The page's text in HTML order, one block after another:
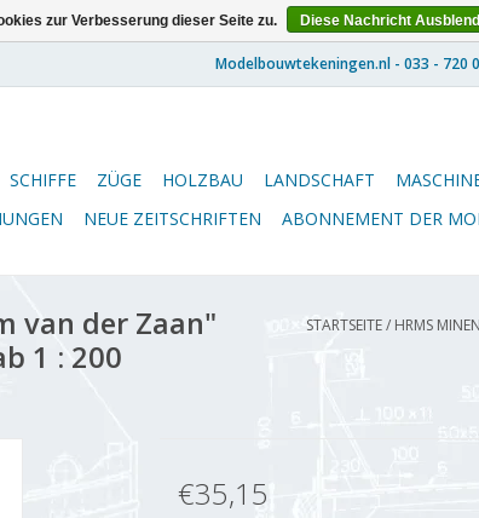
SCHIFFE ZÜGE HOLZBAU LANDSCHAFT
NEUE ZEITSCHRIFTEN ABONNEMENT DER
van der Zaan"
1 : 200
STARTSEITE/ HRMS
€35,15
zur Verbesserung dieser Seite zu. Diese Nachricht